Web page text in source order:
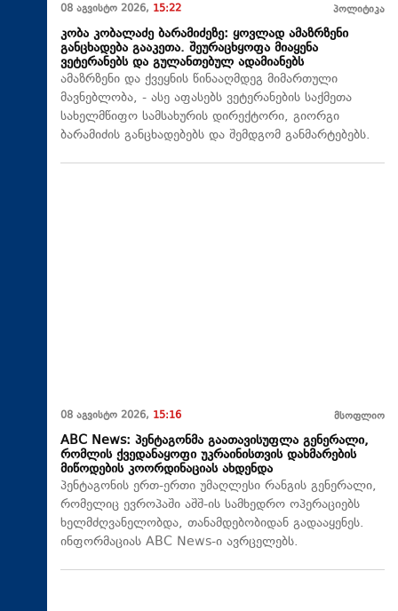
08 აგვისტო 2026, 15:22 პოლიტიკა
კობა კობალაძე ბარამიძეზე: ყოვლად ამაზრზენი
განცხადება გააკეთა. შეურაცხყოფა მიაყენა
ვეტერანებს და გულანთებულ ადამიანებს
ამაზრზენი და ქვეყნის წინააღმდეგ მიმართული
მავნებლობა, - ასე აფასებს ვეტერანების საქმეთა
სახელმწიფო სამსახურის დირექტორი, გიორგი
ბარამიძის განცხადებებს და შემდგომ განმარტებებს.
08 აგვისტო 2026, 15:16 მსოფლიო
ABC News: პენტაგონმა გაათავისუფლა გენერალი,
რომლის ქვედანაყოფი უკრაინისთვის დახმარების
მიწოდების კოორდინაციას ახდენდა
პენტაგონის ერთ-ერთი უმაღლესი რანგის გენერალი,
რომელიც ევროპაში აშშ-ის სამხედრო ოპერაციებს
ხელმძღვანელობდა, თანამდებობიდან გადააყენეს.
ინფორმაციას ABC News-ი ავრცელებს.